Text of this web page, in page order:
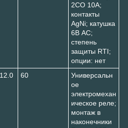
2CO 10A;
контакты
AgNi; катушка
6В AC;
степень
защиты RTI;
опции: нет
60
Универсальн
ое
электромехан
ическое реле;
монтаж в
наконечники